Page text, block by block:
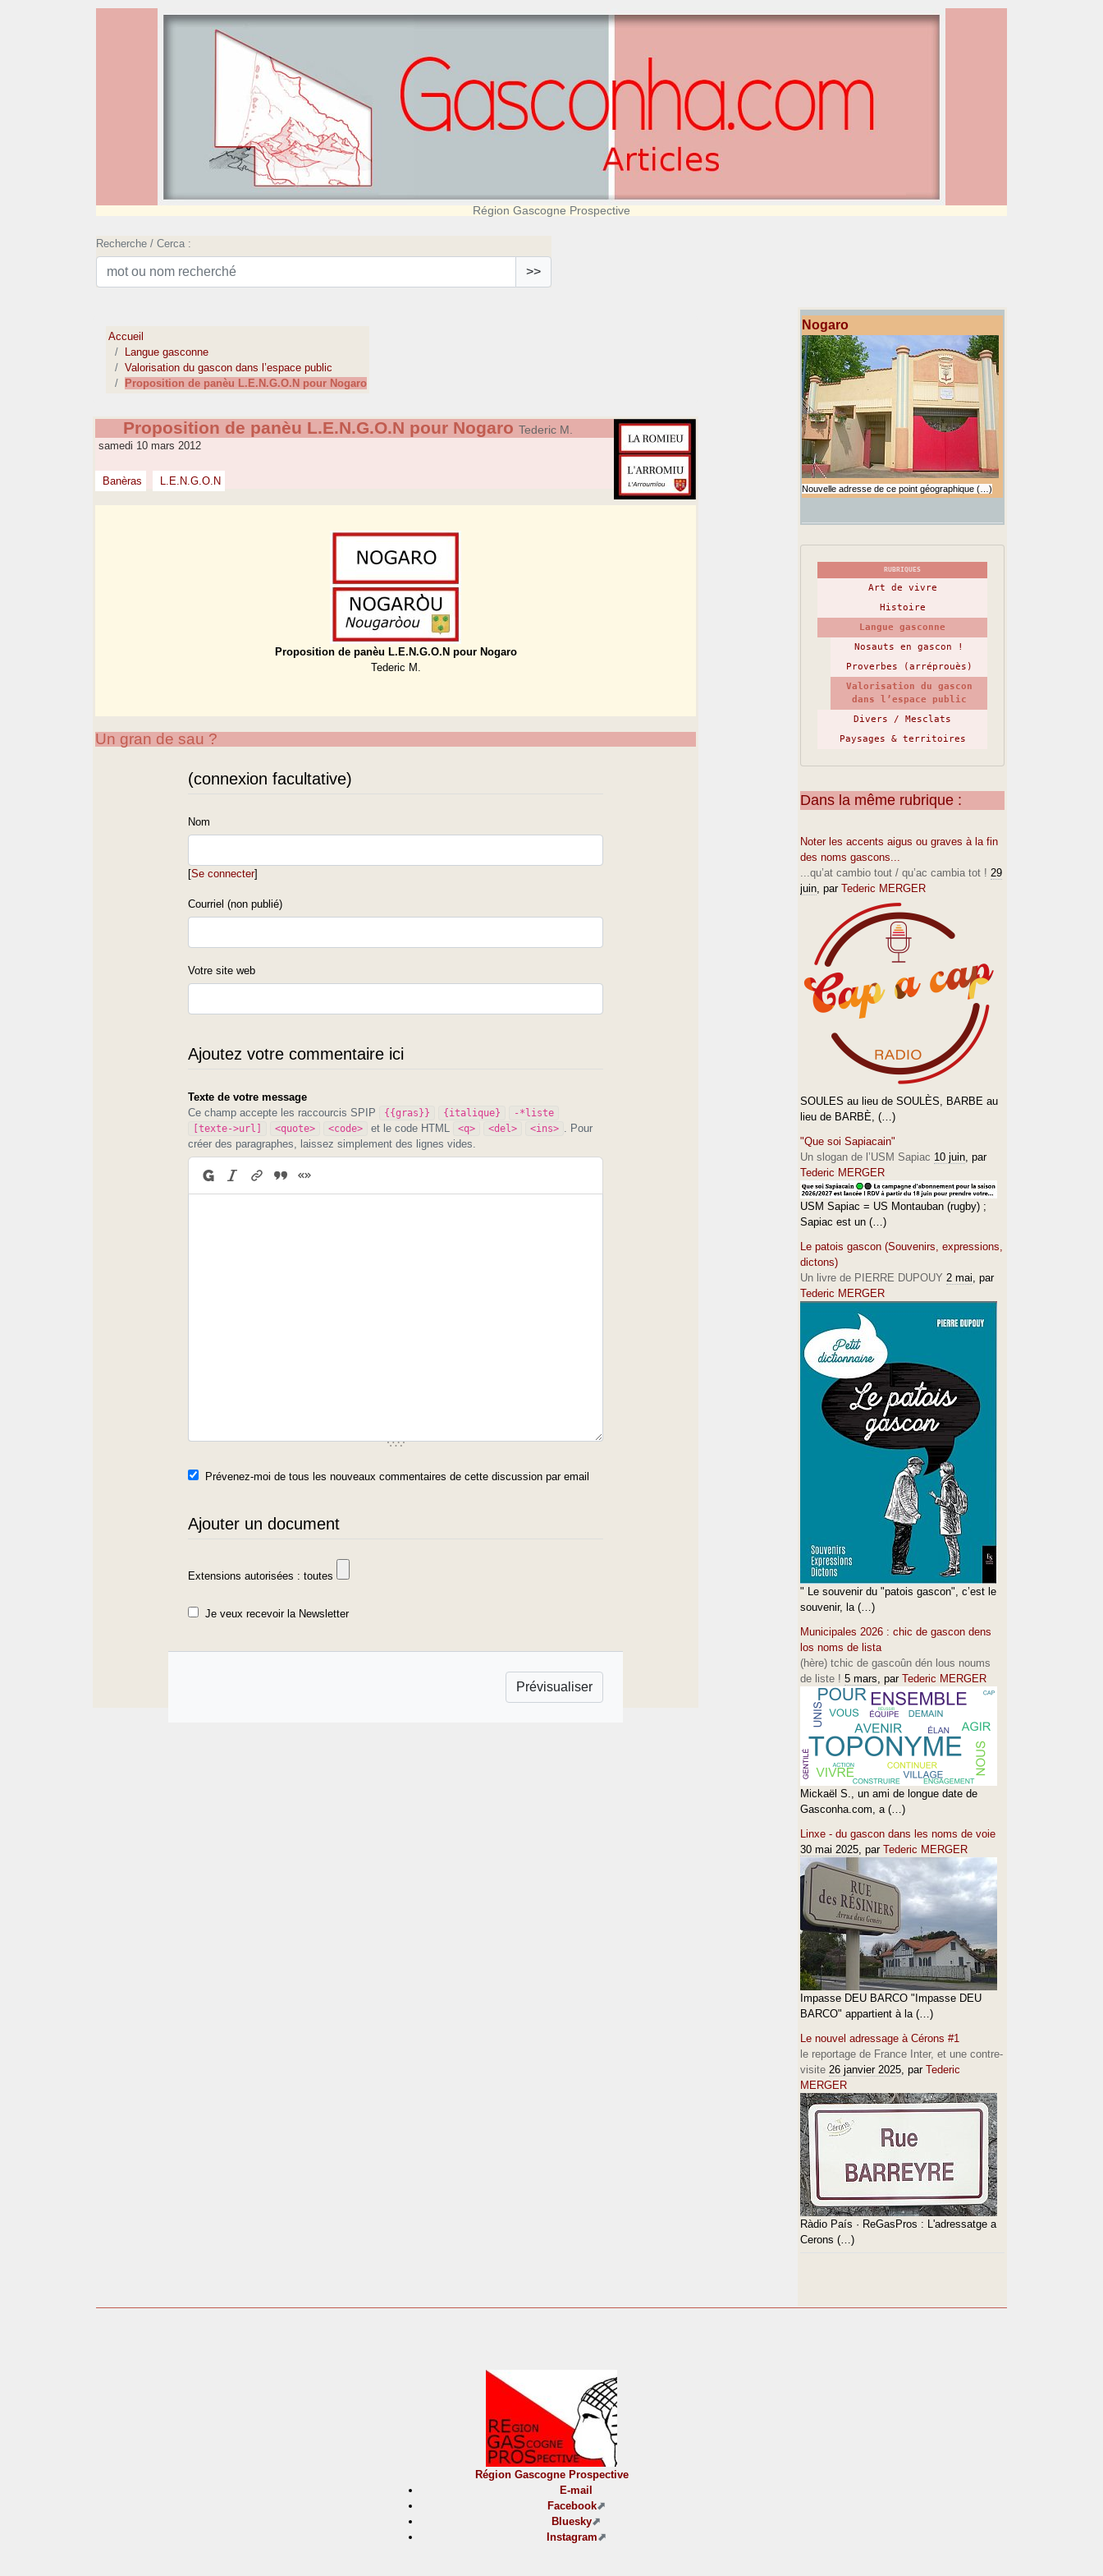
Région Gascogne Prospective
Recherche / Cerca :
>>
Accueil
Langue gasconne
Valorisation du gascon dans l’espace public
Proposition de panèu L.E.N.G.O.N pour Nogaro
Proposition de panèu L.E.N.G.O.N pour Nogaro Tederic M.
samedi 10 mars 2012
Banèras L.E.N.G.O.N
Proposition de panèu L.E.N.G.O.N pour Nogaro
Tederic M.
Un gran de sau ?
(connexion facultative)
Nom
[Se connecter]
Courriel (non publié)
Votre site web
Ajoutez votre commentaire ici
Texte de votre message
Ce champ accepte les raccourcis SPIP
{{gras}} {italique}
-*liste
[texte->url]
<quote> <code> et le code HTML <q> <del> <ins>
. Pour
créer des paragraphes, laissez simplement des lignes vides.
Prévenez-moi de tous les nouveaux commentaires de cette discussion par email
Ajouter un document
Extensions autorisées : toutes
Je veux recevoir la Newsletter
Nogaro
Nouvelle adresse de ce point géographique (…)
RUBRIQUES
Art de vivre
Histoire
Langue gasconne
Nosauts en gascon !
Proverbes (arréprouès)
Valorisation du gascon
dans l’espace public
Divers / Mesclats
Paysages & territoires
Dans la même rubrique :
Noter les accents aigus ou graves à la fin
des noms gascons...
...qu’at cambio tout / qu’ac cambia tot ! 29
juin, par Tederic MERGER
SOULES au lieu de SOULÈS, BARBE au
lieu de BARBÈ, (…)
"Que soi Sapiacain"
Un slogan de l’USM Sapiac 10 juin, par
Tederic MERGER
USM Sapiac = US Montauban (rugby) ;
Sapiac est un (…)
Le patois gascon (Souvenirs, expressions,
dictons)
Un livre de PIERRE DUPOUY 2 mai, par
Tederic MERGER
" Le souvenir du "patois gascon", c’est le
souvenir, la (…)
Municipales 2026 : chic de gascon dens
los noms de lista
(hère) tchic de gascoûn dén lous noums
de liste ! 5 mars, par Tederic MERGER
Mickaël S., un ami de longue date de
Gasconha.com, a (…)
Linxe - du gascon dans les noms de voie
30 mai 2025, par Tederic MERGER
Impasse DEU BARCO "Impasse DEU
BARCO" appartient à la (…)
Le nouvel adressage à Cérons #1
le reportage de France Inter, et une contre-
visite 26 janvier 2025, par Tederic
MERGER
Ràdio País · ReGasPros : L'adressatge a
Cerons (…)
Région Gascogne Prospective
E-mail
Facebook
Bluesky
Instagram